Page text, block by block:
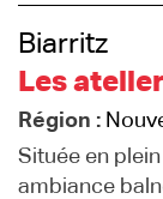
Biarritz
Les
Région :
Située en
ambiance